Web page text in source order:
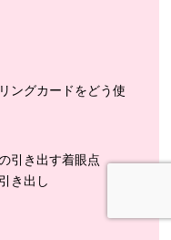
ングカードをどう使
引き出す着眼点
き出し